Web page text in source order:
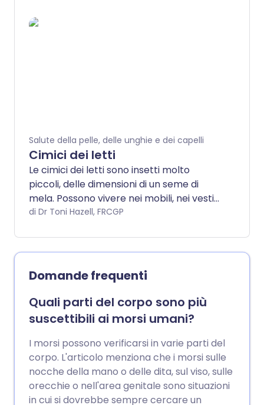
perforare la tua pelle, succhiare il sangue
Salute della pelle, delle unghie e dei capelli
Cimici dei letti
Le cimici dei letti sono insetti molto
piccoli, delle dimensioni di un seme di
mela. Possono vivere nei mobili, nei vestiti
e nella biancheria da letto. Tendono a
dei letti sta diventando più comune.
Sebbene i morsi delle cimici non causino
malattie, possono essere fastidiosi.
di Dr Toni Hazell, FRCGP
Domande frequenti
Quali parti del corpo sono più
suscettibili ai morsi umani?
I morsi possono verificarsi in varie parti del
corpo. L'articolo menziona che i morsi sulle
nocche della mano o delle dita, sul viso, sulle
orecchie o nell'area genitale sono situazioni
in cui si dovrebbe sempre cercare un